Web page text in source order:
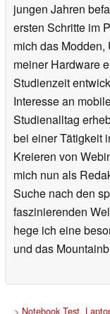
jungen Jahren
ersten Schritte im
mich das
meiner Hardware
Studienzeit
Interesse an
Studienalltag
bei einer Tätigkeit
Kreieren von
mich nun als
Suche nach den
faszinierenden
hege ich eine
und das
> Notebook Test,